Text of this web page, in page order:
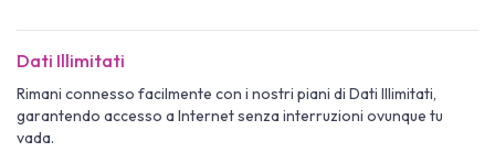
Dati Illimitati
Rimani connesso facilmente con i nostri piani di Dati Illimitati,
garantendo accesso a Internet senza interruzioni ovunque tu
vada.